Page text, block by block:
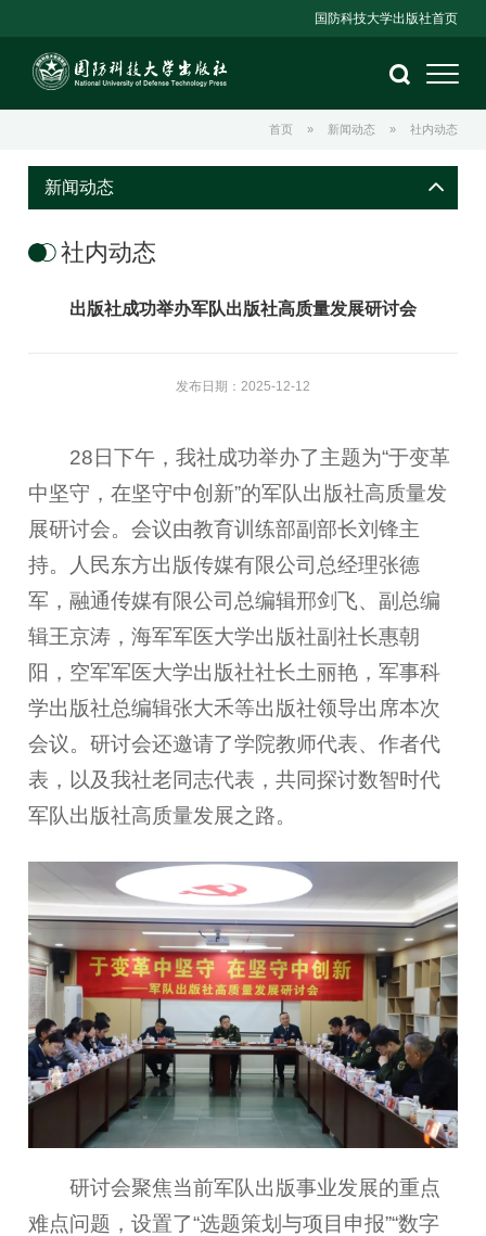
国防科技大学出版社首页
首页 » 新闻动态 » 社内动态
新闻动态
社内动态
出版社成功举办军队出版社高质量发展研讨会
发布日期：2025-12-12
28日下午，我社成功举办了主题为“于变革
中坚守，在坚守中创新”的军队出版社高质量发
展研讨会。会议由教育训练部副部长刘锋主
持。人民东方出版传媒有限公司总经理张德
军，融通传媒有限公司总编辑邢剑飞、副总编
辑王京涛，海军军医大学出版社副社长惠朝
阳，空军军医大学出版社社长土丽艳，军事科
学出版社总编辑张大禾等出版社领导出席本次
会议。研讨会还邀请了学院教师代表、作者代
表，以及我社老同志代表，共同探讨数智时代
军队出版社高质量发展之路。
研讨会聚焦当前军队出版事业发展的重点
难点问题，设置了“选题策划与项目申报”“数字